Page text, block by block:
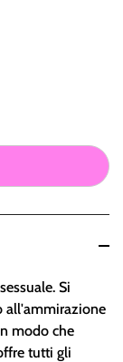
Si
all'ammirazione
modo che
tutti gli